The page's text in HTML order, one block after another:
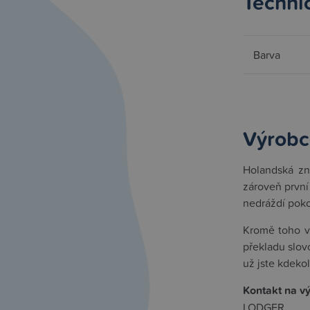
Barva
Holandská
zároveň
nedráždí
Kromě toho
překladu
už jste
Kontakt na